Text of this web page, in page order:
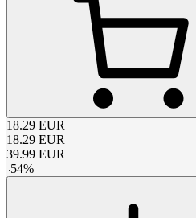
18.29 EUR
18.29 EUR
39.99 EUR
-54%